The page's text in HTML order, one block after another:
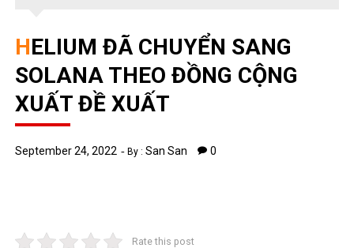
HELIUM ĐÃ CHUYỂN SANG
SOLANA THEO ĐỒNG CỘNG
XUẤT ĐỀ XUẤT
September 24, 2022 By :San San 0
Rate this post